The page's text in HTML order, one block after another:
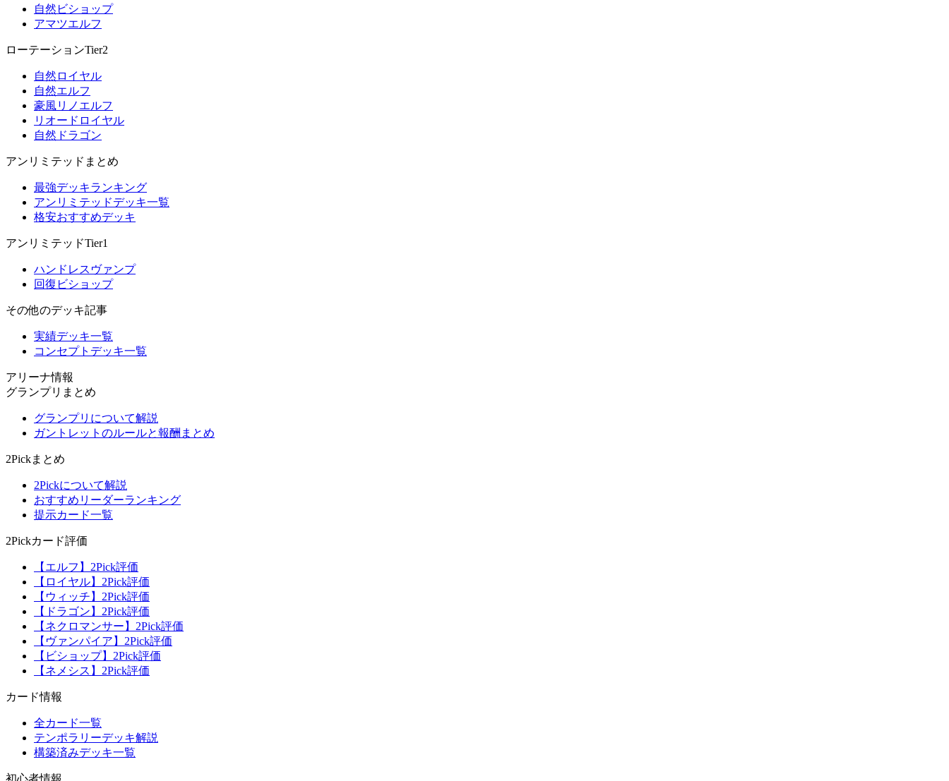
自然ビショップ
アマツエルフ
ローテーションTier2
自然ロイヤル
自然エルフ
豪風リノエルフ
リオードロイヤル
自然ドラゴン
アンリミテッドまとめ
最強デッキランキング
アンリミテッドデッキ一覧
格安おすすめデッキ
アンリミテッドTier1
ハンドレスヴァンプ
回復ビショップ
その他のデッキ記事
実績デッキ一覧
コンセプトデッキ一覧
アリーナ情報
グランプリまとめ
グランプリについて解説
ガントレットのルールと報酬まとめ
2Pickまとめ
2Pickについて解説
おすすめリーダーランキング
提示カード一覧
2Pickカード評価
【エルフ】2Pick評価
【ロイヤル】2Pick評価
【ウィッチ】2Pick評価
【ドラゴン】2Pick評価
【ネクロマンサー】2Pick評価
【ヴァンパイア】2Pick評価
【ビショップ】2Pick評価
【ネメシス】2Pick評価
カード情報
全カード一覧
テンポラリーデッキ解説
構築済みデッキ一覧
初心者情報